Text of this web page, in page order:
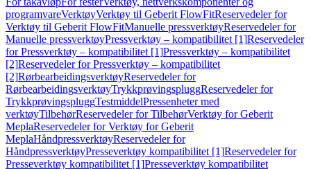
programvareVerktøyVerktøy til Geberit FlowFitReservedeler for
Verktøy til Geberit FlowFitManuelle pressverktøyReservedeler for
Manuelle pressverktøyPressverktøy – kompatibilitet [1]Reservedeler
for Pressverktøy – kompatibilitet [1]Pressverktøy – kompatibilitet
[2]Reservedeler for Pressverktøy – kompatibilitet
[2]RørbearbeidingsverktøyReservedeler for
RørbearbeidingsverktøyTrykkprøvingspluggReservedeler for
TrykkprøvingspluggTestmiddelPressenheter med
verktøyTilbehørReservedeler for TilbehørVerktøy for Geberit
MeplaReservedeler for Verktøy for Geberit
MeplaHåndpressverktøyReservedeler for
HåndpressverktøyPresseverktøy kompatibilitet [1]Reservedeler for
Presseverktøy kompatibilitet [1]Presseverktøy kompatibilitet